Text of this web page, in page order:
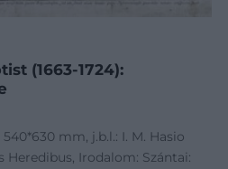
(1663-1724):
mm, j.b.l.: I. M. Hasio
Heredibus, Irodalom: Szántai: